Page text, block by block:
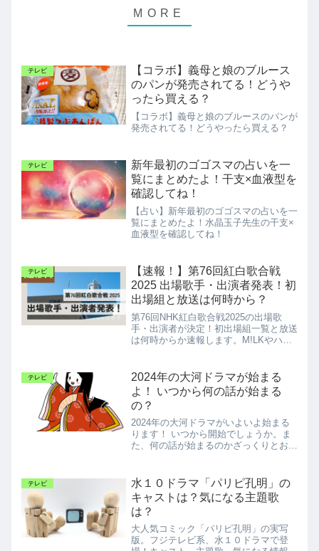
テレビ
【コラボ】義母と娘のブルース
のパンが発売されてる！どうや
ったら買える？
【コラボ】義母と娘のブルースのパンが
発売されてる！どうやったら買える？
テレビ
新年最初のゴゴスマの占いを一
覧にまとめたよ！干支×血液型を
確認してね！
【占い】新年最初のゴゴスマの占いを一
覧にまとめたよ！水晶玉子先生の干支×
血液型を確認してね！
テレビ
【速報！】第76回紅白歌合戦
2025 出場歌手・出演者発表！初
出場組と放送は何時から？
第76回NHK紅白歌合戦2025の出場歌
手・出演者が決定！初出場組一覧と放送
は何時からか速報します。M!LKやハン
テレビ
2024年の大河ドラマが始まる
よ！ いつから何の話が始まる
の？
2024年の大河ドラマがいよいよ始まる
ります！ いつから開始でしょうか。ま
た、何の話が始まるのかざっくりとお伝
テレビ
水１０ドラマ「パリピ孔明」の
キャストは？気になる主題歌
は？
大人気コミック「パリピ孔明」の実写
版。フジテレビ系、水１０ドラマで登